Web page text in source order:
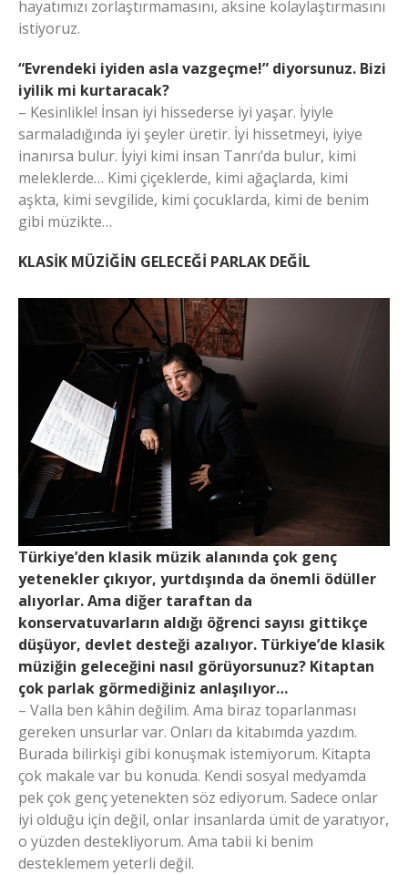
hayatımızı zorlaştırmamasını, aksine kolaylaştırmasını
istiyoruz.
“Evrendeki iyiden asla vazgeçme!” diyorsunuz. Bizi
iyilik mi kurtaracak?
– Kesinlikle! İnsan iyi hissederse iyi yaşar. İyiyle
sarmaladığında iyi şeyler üretir. İyi hissetmeyi, iyiye
inanırsa bulur. İyiyi kimi insan Tanrı’da bulur, kimi
meleklerde… Kimi çiçeklerde, kimi ağaçlarda, kimi
aşkta, kimi sevgilide, kimi çocuklarda, kimi de benim
gibi müzikte…
KLASİK MÜZİĞİN GELECEĞİ PARLAK DEĞİL
Türkiye’den klasik müzik alanında çok genç
yetenekler çıkıyor, yurtdışında da önemli ödüller
alıyorlar. Ama diğer taraftan da
konservatuvarların aldığı öğrenci sayısı gittikçe
düşüyor, devlet desteği azalıyor. Türkiye’de klasik
müziğin geleceğini nasıl görüyorsunuz? Kitaptan
çok parlak görmediğiniz anlaşılıyor…
– Valla ben kâhin değilim. Ama biraz toparlanması
gereken unsurlar var. Onları da kitabımda yazdım.
Burada bilirkişi gibi konuşmak istemiyorum. Kitapta
çok makale var bu konuda. Kendi sosyal medyamda
pek çok genç yetenekten söz ediyorum. Sadece onlar
iyi olduğu için değil, onlar insanlarda ümit de yaratıyor,
o yüzden destekliyorum. Ama tabii ki benim
desteklemem yeterli değil.